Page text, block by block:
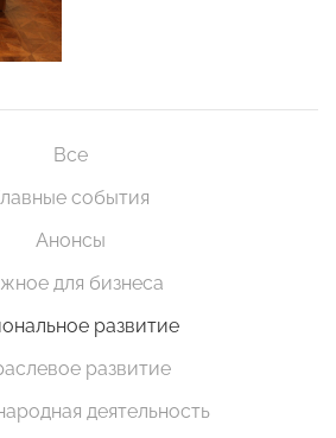
Все
события
Анонсы
для бизнеса
развитие
развитие
деятельность